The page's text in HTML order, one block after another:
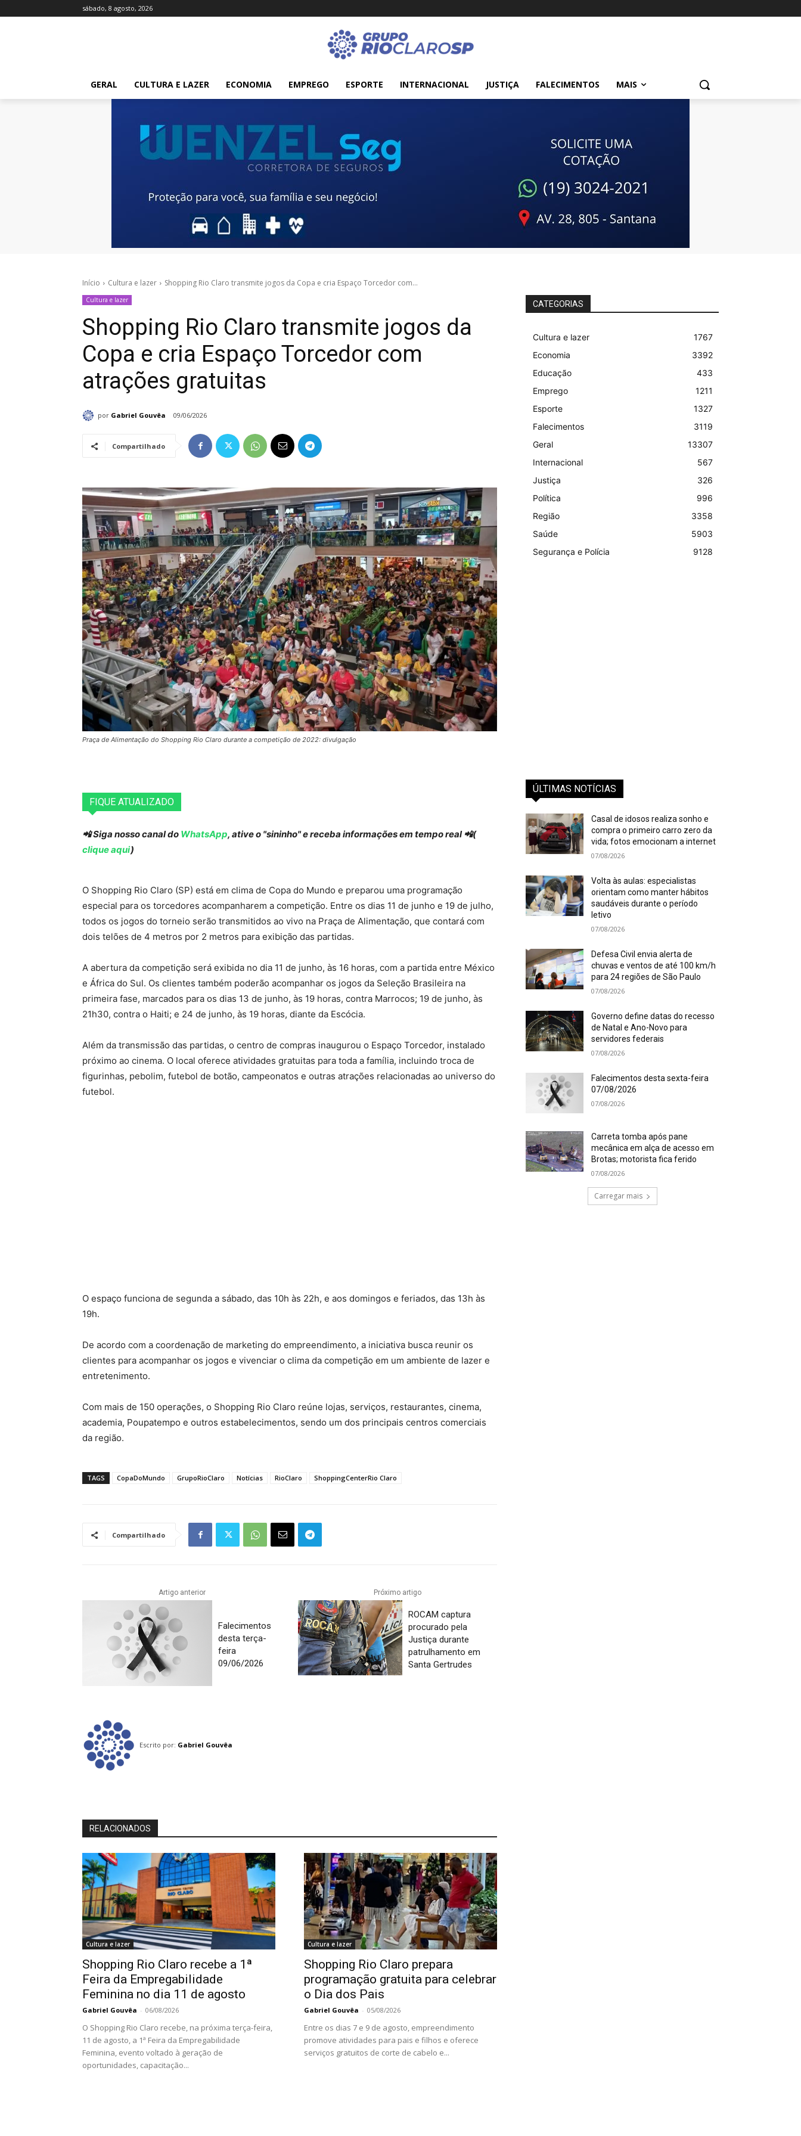
sábado, 8 agosto, 2026
GERAL CULTURA E LAZER ECONOMIA EMPREGO ESPORTE INTERNACIONAL JUSTIÇA FALECIMENTOS MAIS
Início Cultura e lazer Shopping Rio Claro transmite jogos da Copa e cria Espaço Torcedor com...
Cultura e lazer
Shopping Rio Claro transmite jogos da
Copa e cria Espaço Torcedor com
atrações gratuitas
por Gabriel Gouvêa 09/06/2026
Compartilhado
Praça de Alimentação do Shopping Rio Claro durante a competição de 2022: divulgação
FIQUE ATUALIZADO
📲 Siga nosso canal do WhatsApp, ative o "sininho" e receba informações em tempo real 📲(
clique aqui)
O Shopping Rio Claro (SP) está em clima de Copa do Mundo e preparou uma programação
especial para os torcedores acompanharem a competição. Entre os dias 11 de junho e 19 de julho,
todos os jogos do torneio serão transmitidos ao vivo na Praça de Alimentação, que contará com
dois telões de 4 metros por 2 metros para exibição das partidas.
A abertura da competição será exibida no dia 11 de junho, às 16 horas, com a partida entre México
e África do Sul. Os clientes também poderão acompanhar os jogos da Seleção Brasileira na
primeira fase, marcados para os dias 13 de junho, às 19 horas, contra Marrocos; 19 de junho, às
21h30, contra o Haiti; e 24 de junho, às 19 horas, diante da Escócia.
Além da transmissão das partidas, o centro de compras inaugurou o Espaço Torcedor, instalado
próximo ao cinema. O local oferece atividades gratuitas para toda a família, incluindo troca de
figurinhas, pebolim, futebol de botão, campeonatos e outras atrações relacionadas ao universo do
futebol.
O espaço funciona de segunda a sábado, das 10h às 22h, e aos domingos e feriados, das 13h às
19h.
De acordo com a coordenação de marketing do empreendimento, a iniciativa busca reunir os
clientes para acompanhar os jogos e vivenciar o clima da competição em um ambiente de lazer e
entretenimento.
Com mais de 150 operações, o Shopping Rio Claro reúne lojas, serviços, restaurantes, cinema,
academia, Poupatempo e outros estabelecimentos, sendo um dos principais centros comerciais
da região.
TAGS CopaDoMundo GrupoRioClaro Notícias RioClaro ShoppingCenterRio Claro
Compartilhado
Artigo anterior
Falecimentos
desta terça-
feira
09/06/2026
Próximo artigo
ROCAM captura
procurado pela
Justiça durante
patrulhamento em
Santa Gertrudes
Escrito por: Gabriel Gouvêa
RELACIONADOS
Cultura e lazer
Shopping Rio Claro recebe a 1ª
Feira da Empregabilidade
Feminina no dia 11 de agosto
Gabriel Gouvêa - 06/08/2026
O Shopping Rio Claro recebe, na próxima terça-feira,
11 de agosto, a 1ª Feira da Empregabilidade
Feminina, evento voltado à geração de
oportunidades, capacitação...
Cultura e lazer
Shopping Rio Claro prepara
programação gratuita para celebrar
o Dia dos Pais
Gabriel Gouvêa - 05/08/2026
Entre os dias 7 e 9 de agosto, empreendimento
promove atividades para pais e filhos e oferece
serviços gratuitos de corte de cabelo e...
CATEGORIAS
Cultura e lazer
1767
Economia
3392
Educação
433
Emprego
1211
Esporte
1327
Falecimentos
3119
Geral
13307
Internacional
567
Justiça
326
Política
996
Região
3358
Saúde
5903
Segurança e Polícia
9128
ÚLTIMAS NOTÍCIAS
Casal de idosos realiza sonho e
compra o primeiro carro zero da
vida; fotos emocionam a internet
07/08/2026
Volta às aulas: especialistas
orientam como manter hábitos
saudáveis durante o período
letivo
07/08/2026
Defesa Civil envia alerta de
chuvas e ventos de até 100 km/h
para 24 regiões de São Paulo
07/08/2026
Governo define datas do recesso
de Natal e Ano-Novo para
servidores federais
07/08/2026
Falecimentos desta sexta-feira
07/08/2026
07/08/2026
Carreta tomba após pane
mecânica em alça de acesso em
Brotas; motorista fica ferido
07/08/2026
Carregar mais